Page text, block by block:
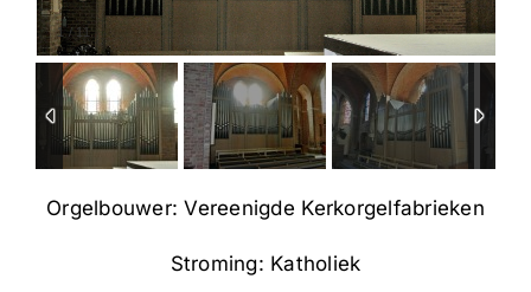
1 / 11
Orgelbouwer: Vereenigde Kerkorgelfabrieken
Stroming: Katholiek